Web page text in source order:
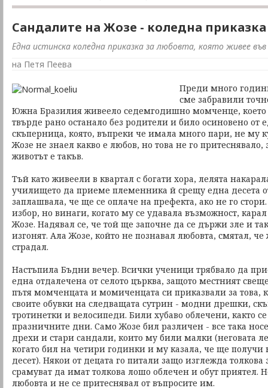
Сандалите на Жозе - коледна
Една истинска коледна приказка за любовта, която живее
на Петя Пеева
Преди много
сме забравили
Южна Бразилия живеело седемгодишно момченце, което
твърде рано останало без родители и било осиновено от
скъперница, която, въпреки че имала много пари, не му
Жозе не знаел какво е любов, но това не го притеснявало,
животът е такъв.
Тъй като живеели в квартал с богати хора, лелята
училището да приеме племенника й срещу една десета
заплашвала, че ще се оплаче на префекта, ако не го
избор, но винаги, когато му се удавала възможност,
Жозе. Надявал се, че той ще започне да се държи зле и
изгонят. Ала Жозе, който не познавал любовта, смятал, че
страдал.
Настъпила Бъдни вечер. Всички ученици трябвало да
една отдалечена от селото църква, защото местният
пътя момченцата и момиченцата си приказвали за това,
своите обувки на следващата сутрин - модни дрешки,
тротинетки и велосипеди. Били хубаво облечени, както
празничните дни. Само Жозе бил различен - все така
дрехи и стари сандали, които му били малки (неговата
когато бил на четири годинки и му казала, че ще получи
десет). Някои от децата го питали защо изглежда толкова
срамуват да имат толкова лошо облечен и обут приятел.
любовта и не се притеснявал от въпросите им.